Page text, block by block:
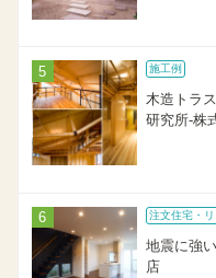
施工例
木造トラ
研究所-株
注文住宅・
地震に強
店